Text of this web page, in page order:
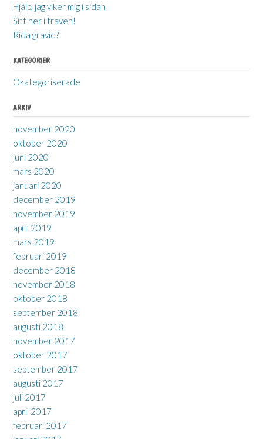
Hjälp, jag viker mig i sidan
Sitt ner i traven!
Rida gravid?
KATEGORIER
Okategoriserade
ARKIV
november 2020
oktober 2020
juni 2020
mars 2020
januari 2020
december 2019
november 2019
april 2019
mars 2019
februari 2019
december 2018
november 2018
oktober 2018
september 2018
augusti 2018
november 2017
oktober 2017
september 2017
augusti 2017
juli 2017
april 2017
februari 2017